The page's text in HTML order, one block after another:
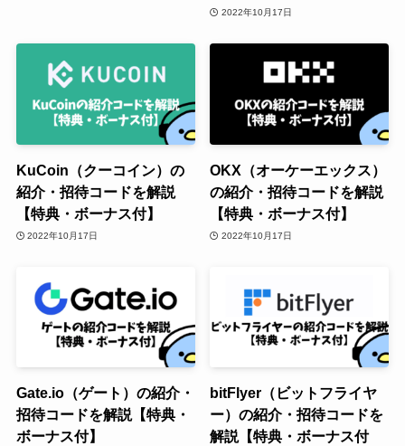
2022年10月17日
KuCoin（クーコイン）の
紹介・招待コードを解説
【特典・ボーナス付】
2022年10月17日
OKX（オーケーエックス）
の紹介・招待コードを解説
【特典・ボーナス付】
2022年10月17日
Gate.io（ゲート）の紹介・
招待コードを解説【特典・
ボーナス付】
bitFlyer（ビットフライヤ
ー）の紹介・招待コードを
解説【特典・ボーナス付